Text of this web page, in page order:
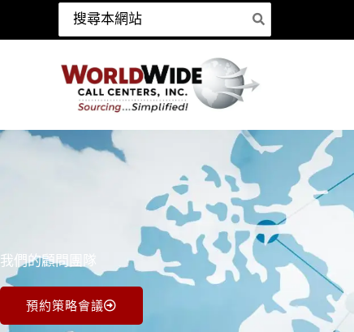
至
尋：
我們的顧問團隊
預約策略會議